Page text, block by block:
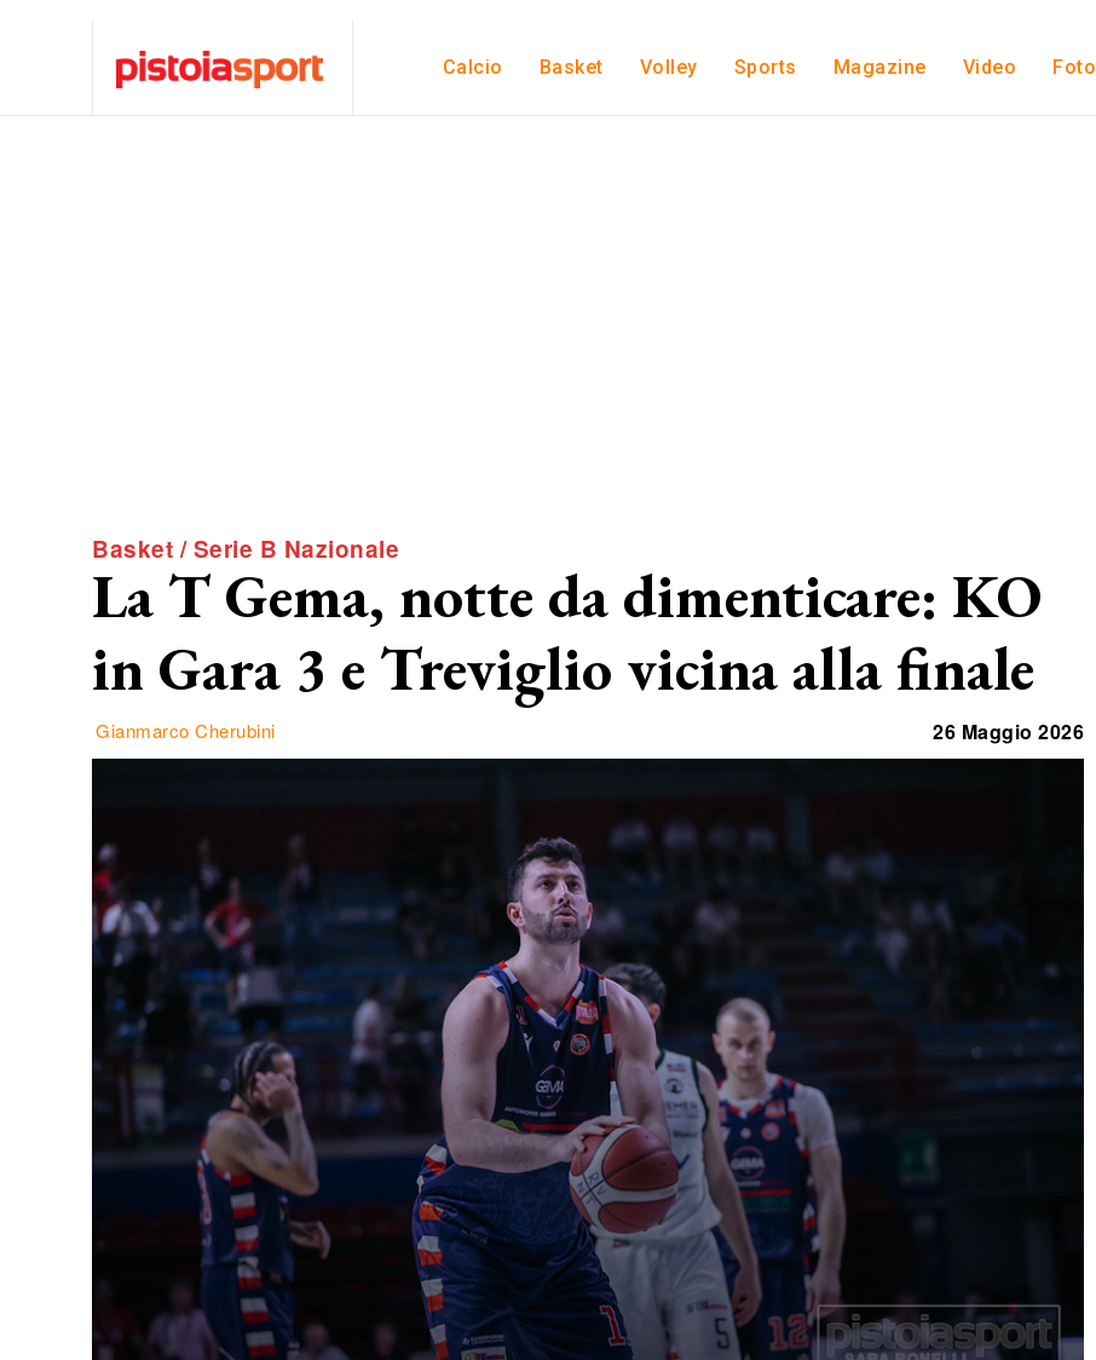
Calcio Basket Volley Sports Magazine Video Foto
Basket / Serie B Nazionale
La T Gema, notte da dimenticare: KO
in Gara 3 e Treviglio vicina alla finale
Gianmarco Cherubini 26 Maggio 2026